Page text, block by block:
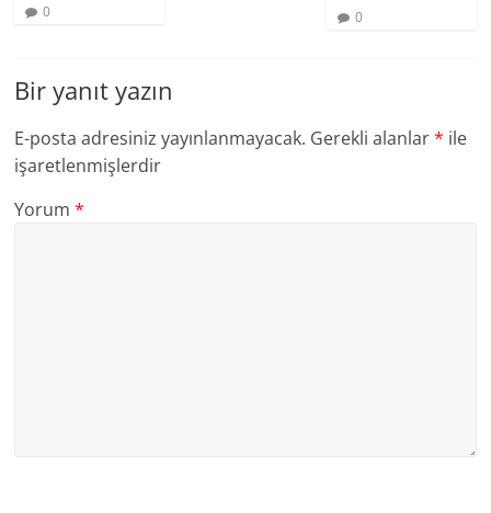
0
0
Bir yanıt yazın
E-posta adresiniz yayınlanmayacak. Gerekli alanlar* ile
işaretlenmişlerdir
Yorum*